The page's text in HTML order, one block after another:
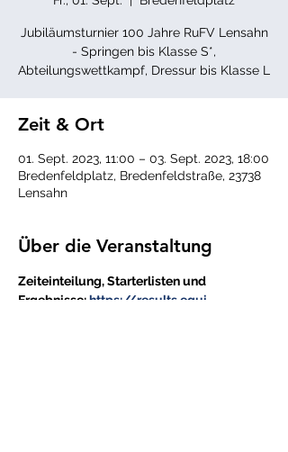
Jubiläumsturnier 100 Jahre RuFV Lensahn
- Springen bis Klasse S*,
Abteilungswettkampf, Dressur bis Klasse L
Zeit & Ort
01. Sept. 2023, 11:00 – 03. Sept. 2023, 18:00
Bredenfeldplatz, Bredenfeldstraße, 23738
Lensahn
Über die Veranstaltung
Zeiteinteilung, Starterlisten und
Ergebnisse: https://results.equi-